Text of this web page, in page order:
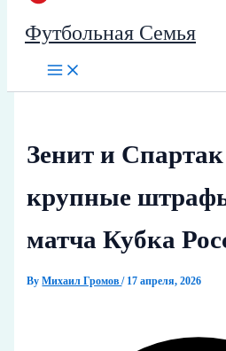
Футбольная Семья
Зенит и
крупные
матча Кубка
ByМихаил Громов/ 17 апреля, 2026